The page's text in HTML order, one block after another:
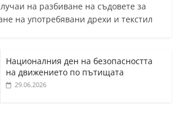
на разбиване на съдовете за
на употребявани дрехи и текстил
Националния ден на безопасността
на движението по пътищата
29.06.2026